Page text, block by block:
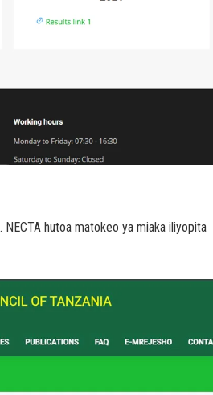
hutoa matokeo ya miaka iliyopita